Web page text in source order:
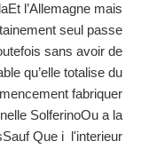
l’Allemagne mais
seul passe
sans avoir de
qu’elle totalise du
fabriquer
SolferinoOu a la
Que i l'interieur